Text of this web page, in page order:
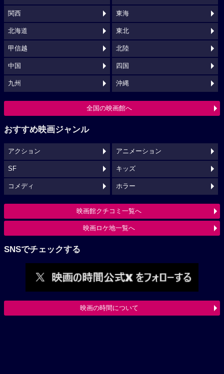
関西 東海
北海道 東北
甲信越 北陸
中国 四国
九州 沖縄
全国の映画館へ
おすすめ映画ジャンル
アクション アニメーション
SF キッズ
コメディ ホラー
映画館クチコミ一覧へ
映画ロケ地一覧へ
SNSでチェックする
映画の時間について